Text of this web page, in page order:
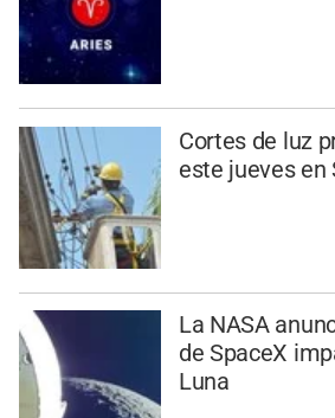
Cortes de luz
este jueves en
La NASA
de SpaceX
Luna